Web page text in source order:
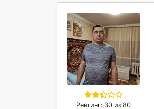
Рейтинг: 30 из 80